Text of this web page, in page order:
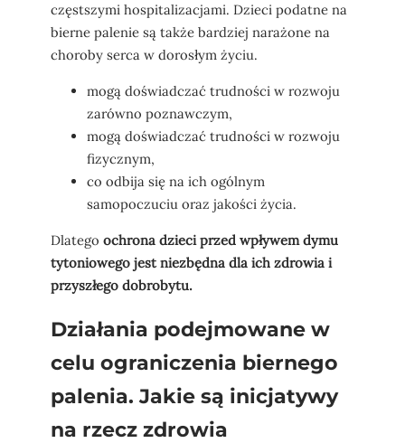
częstszymi hospitalizacjami. Dzieci podatne na
bierne palenie są także bardziej narażone na
choroby serca w dorosłym życiu.
mogą doświadczać trudności w rozwoju
zarówno poznawczym,
mogą doświadczać trudności w rozwoju
fizycznym,
co odbija się na ich ogólnym
samopoczuciu oraz jakości życia.
Dlatego ochrona dzieci przed wpływem dymu
tytoniowego jest niezbędna dla ich zdrowia i
przyszłego dobrobytu.
Działania podejmowane w
celu ograniczenia biernego
palenia. Jakie są inicjatywy
na rzecz zdrowia